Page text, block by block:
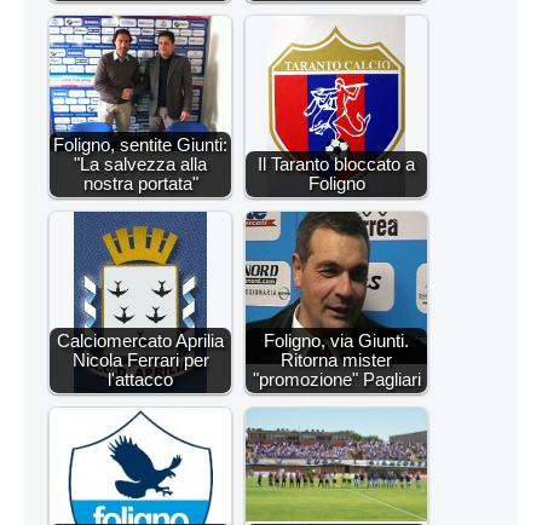
Foligno, sentite Giunti:
"La salvezza alla
nostra portata"
Il Taranto bloccato a
Foligno
Calciomercato Aprilia
Nicola Ferrari per
l'attacco
Foligno, via Giunti.
Ritorna mister
"promozione" Pagliari